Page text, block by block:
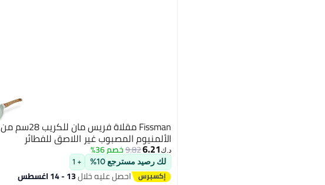
Fissman مقلاة فريس مان للكريب 28سم من
الألمنيوم المصبوب غير اللاصق للفطائر
د.ك‏6.21
9.82خصم 36%
لك رصيد مسترجع 10% + 1
احصل عليه خلال13 - 14 اغسطس